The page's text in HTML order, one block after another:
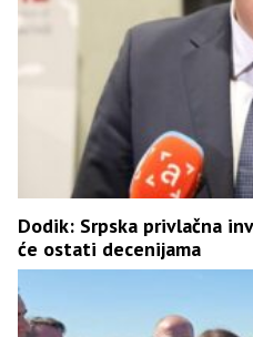
Dodik: Srpska privlačna
će ostati decenijama